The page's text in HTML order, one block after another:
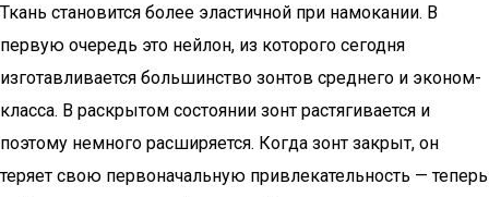
Ткань становится более эластичной при намокании. В
первую очередь это нейлон, из которого сегодня
изготавливается большинство зонтов среднего и эконом-
класса. В раскрытом состоянии зонт растягивается и
поэтому немного расширяется. Когда зонт закрыт, он
теряет свою первоначальную привлекательность — теперь